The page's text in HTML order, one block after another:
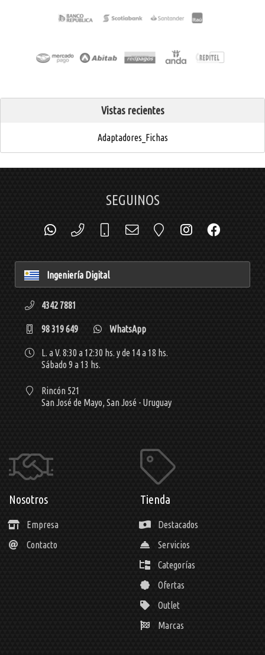
Vistas recientes
Adaptadores_Fichas
SEGUINOS
Ingeniería Digital
4342 7881
98 319 649 WhatsApp
L. a V. 8:30 a 12:30 hs. y de 14 a 18 hs.
Sábado 9 a 13 hs.
Rincón 521
San José de Mayo,San José - Uruguay
Nosotros
Empresa
Contacto
Tienda
Destacados
Servicios
Categorías
Ofertas
Outlet
Marcas